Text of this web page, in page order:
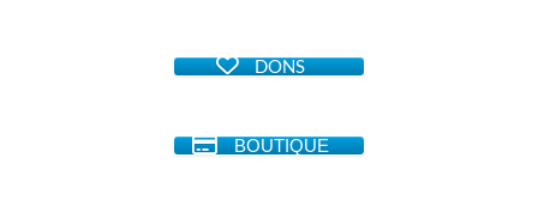
DONS
BOUTIQUE